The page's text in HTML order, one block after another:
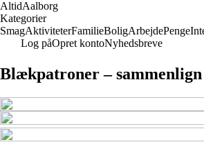
AltidAalborg
Kategorier
SmagAktiviteterFamilieBoligArbejdePenge
Log påOpret kontoNyhedsbreve
Blækpatroner –